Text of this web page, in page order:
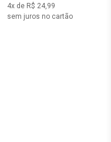
4x de R$ 24,99
sem juros no cartão